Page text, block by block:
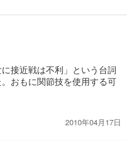
接近戦は不利」という台詞
おもに関節技を使用する可
2010年04月17日